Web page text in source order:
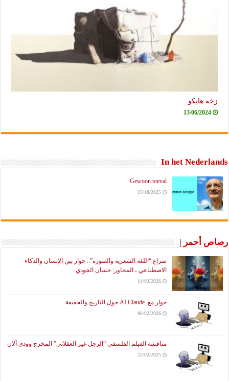
زخة هايكو
13/06/2024
In het Nederlands
Gewoon toeval
15/10/2025
رصاص أحمر |
صراع “اللغة الشعرية والصورة”.. حوار بين الإنسان والذكاء
الاصطناعي ـ المحاور: حسان الجودي
14/03/2026
حوار مع AI Claude حول التاريخ والحقيقة
06/02/2026
مناقشة الفيلم الفلسفي “الرجل غير العقلاني” المخرج وودي آلان
22/02/2025